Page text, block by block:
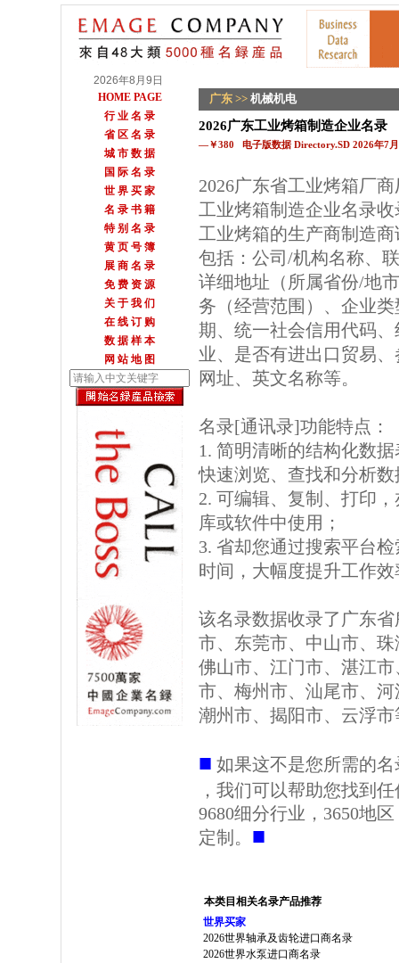
2026年8月9日
HOME PAGE
行 业 名 录
省 区 名 录
城 市 数 据
国 际 名 录
世 界 买 家
名 录 书 籍
特 别 名 录
黄 页 号 簿
展 商 名 录
免 费 资 源
关 于 我 们
在 线 订 购
数 据 样 本
网 站 地 图
广东 >> 机械机电
2026广东工业烤箱制造企业名录
—￥380 电子版数据 Directory.SD 2026年7
2026广东省工业烤箱厂
工业烤箱制造企业名录
工业烤箱的生产商制造
包括：公司/机构名称、
详细地址（所属省份/地
务（经营范围）、企业
期、统一社会信用代码
业、是否有进出口贸易
网址、英文名称等。
名录[通讯录]功能特点：
1. 简明清晰的结构化数
快速浏览、查找和分析数
2. 可编辑、复制、打印
库或软件中使用；
3. 省却您通过搜索平台
时间，大幅度提升工作效
该名录数据收录了广东
市、东莞市、中山市、
佛山市、江门市、湛江
市、梅州市、汕尾市、
潮州市、揭阳市、云浮市
■ 如果这不是您所需的
，我们可以帮助您找到
9680细分行业，3650地
定制。 ■
本类目相关名录产品推荐
世界买家
2026世界轴承及齿轮进口商名录
2026世界水泵进口商名录